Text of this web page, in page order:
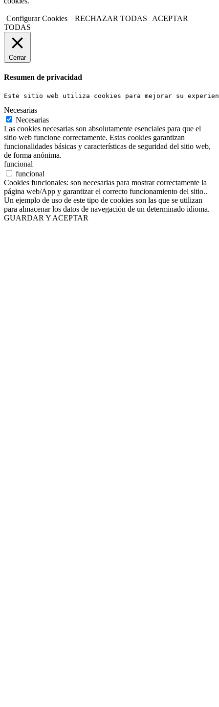
Configurar Cookies RECHAZAR TODAS
ACEPTAR
TODAS
Cerrar
Resumen de privacidad
Este sitio web utiliza cookies para mejorar su
Necesarias
Necesarias
Las cookies necesarias son absolutamente esenciales para que el
sitio web funcione correctamente. Estas cookies garantizan
funcionalidades básicas y características de seguridad del sitio web,
de forma anónima.
funcional
funcional
Cookies funcionales: son necesarias para mostrar correctamente la
página web/App y garantizar el correcto funcionamiento del sitio..
Un ejemplo de uso de este tipo de cookies son las que se utilizan
para almacenar los datos de navegación de un determinado idioma.
GUARDAR Y ACEPTAR